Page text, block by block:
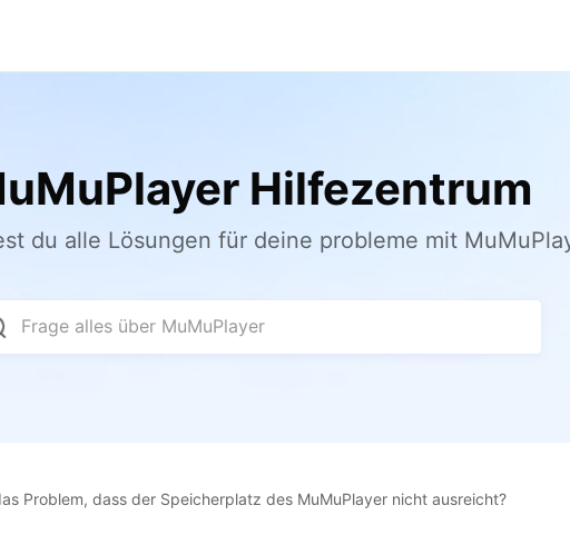
Hilfezentrum
du alle Lösungen für deine probleme mit
Frage alles über MuMuPlayer
Problem, dass der Speicherplatz des MuMuPlayer nicht ausreicht?